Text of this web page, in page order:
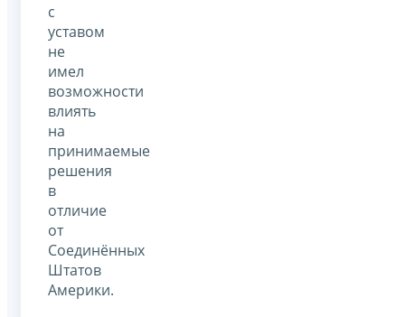
с
уставом
не
имел
возможности
влиять
на
принимаемые
решения
в
отличие
от
Соединённых
Штатов
Америки.